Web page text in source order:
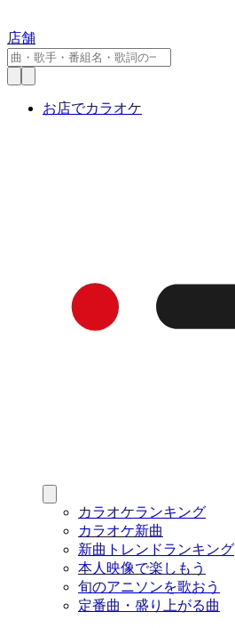
店舗
お店でカラオケ
カラオケランキング
カラオケ新曲
新曲トレンドランキング
本人映像で楽しもう
旬のアニソンを歌おう
定番曲・盛り上がる曲